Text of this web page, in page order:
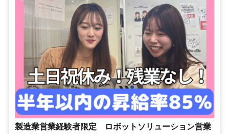
製造業営業経験者限定 ロボットソリューション営業